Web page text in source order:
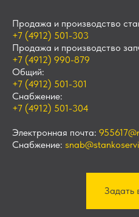
Продажа и производство
+7 (4912) 501-303
Продажа и производство
+7 (4912) 990-879
Общий:
+7 (4912) 501-301
Снабжение:
+7 (4912) 501-304
Электронная почта:
Снабжение:
Задать